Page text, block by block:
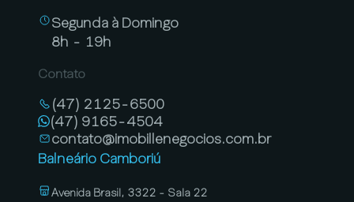
Segunda à Domingo
8h - 19h
Contato
(47) 2125-6500
(47) 9165-4504
contato@imobillenegocios.com.br
Balneário Camboriú
Avenida Brasil, 3322 - Sala 22